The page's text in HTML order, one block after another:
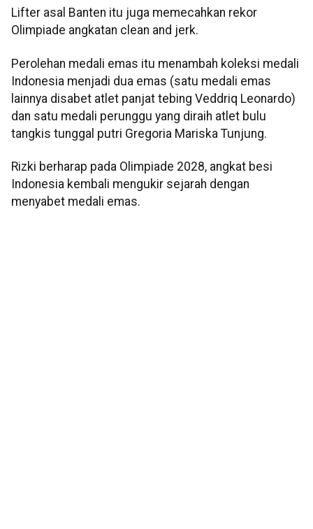
Lifter asal Banten itu juga memecahkan rekor
Olimpiade angkatan clean and jerk.
Perolehan medali emas itu menambah koleksi medali
Indonesia menjadi dua emas (satu medali emas
lainnya disabet atlet panjat tebing Veddriq Leonardo)
dan satu medali perunggu yang diraih atlet bulu
tangkis tunggal putri Gregoria Mariska Tunjung.
Rizki berharap pada Olimpiade 2028, angkat besi
Indonesia kembali mengukir sejarah dengan
menyabet medali emas.